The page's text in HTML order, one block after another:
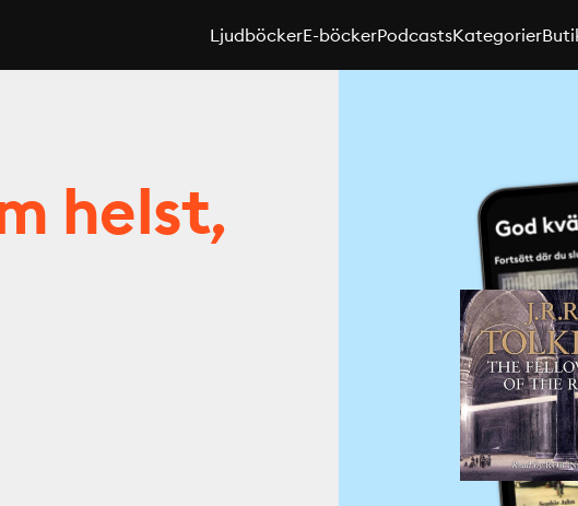
LjudböckerE-böckerPodcastsKategorier
helst,